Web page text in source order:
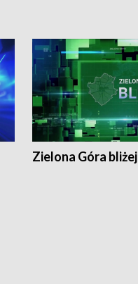
Zielona Góra bliżej